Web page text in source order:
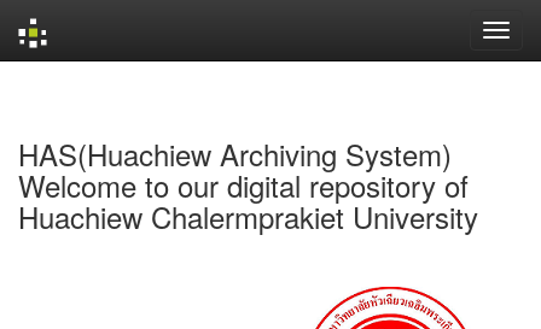
HAS(Huachiew Archiving System)
Welcome to our digital repository of
Huachiew Chalermprakiet University